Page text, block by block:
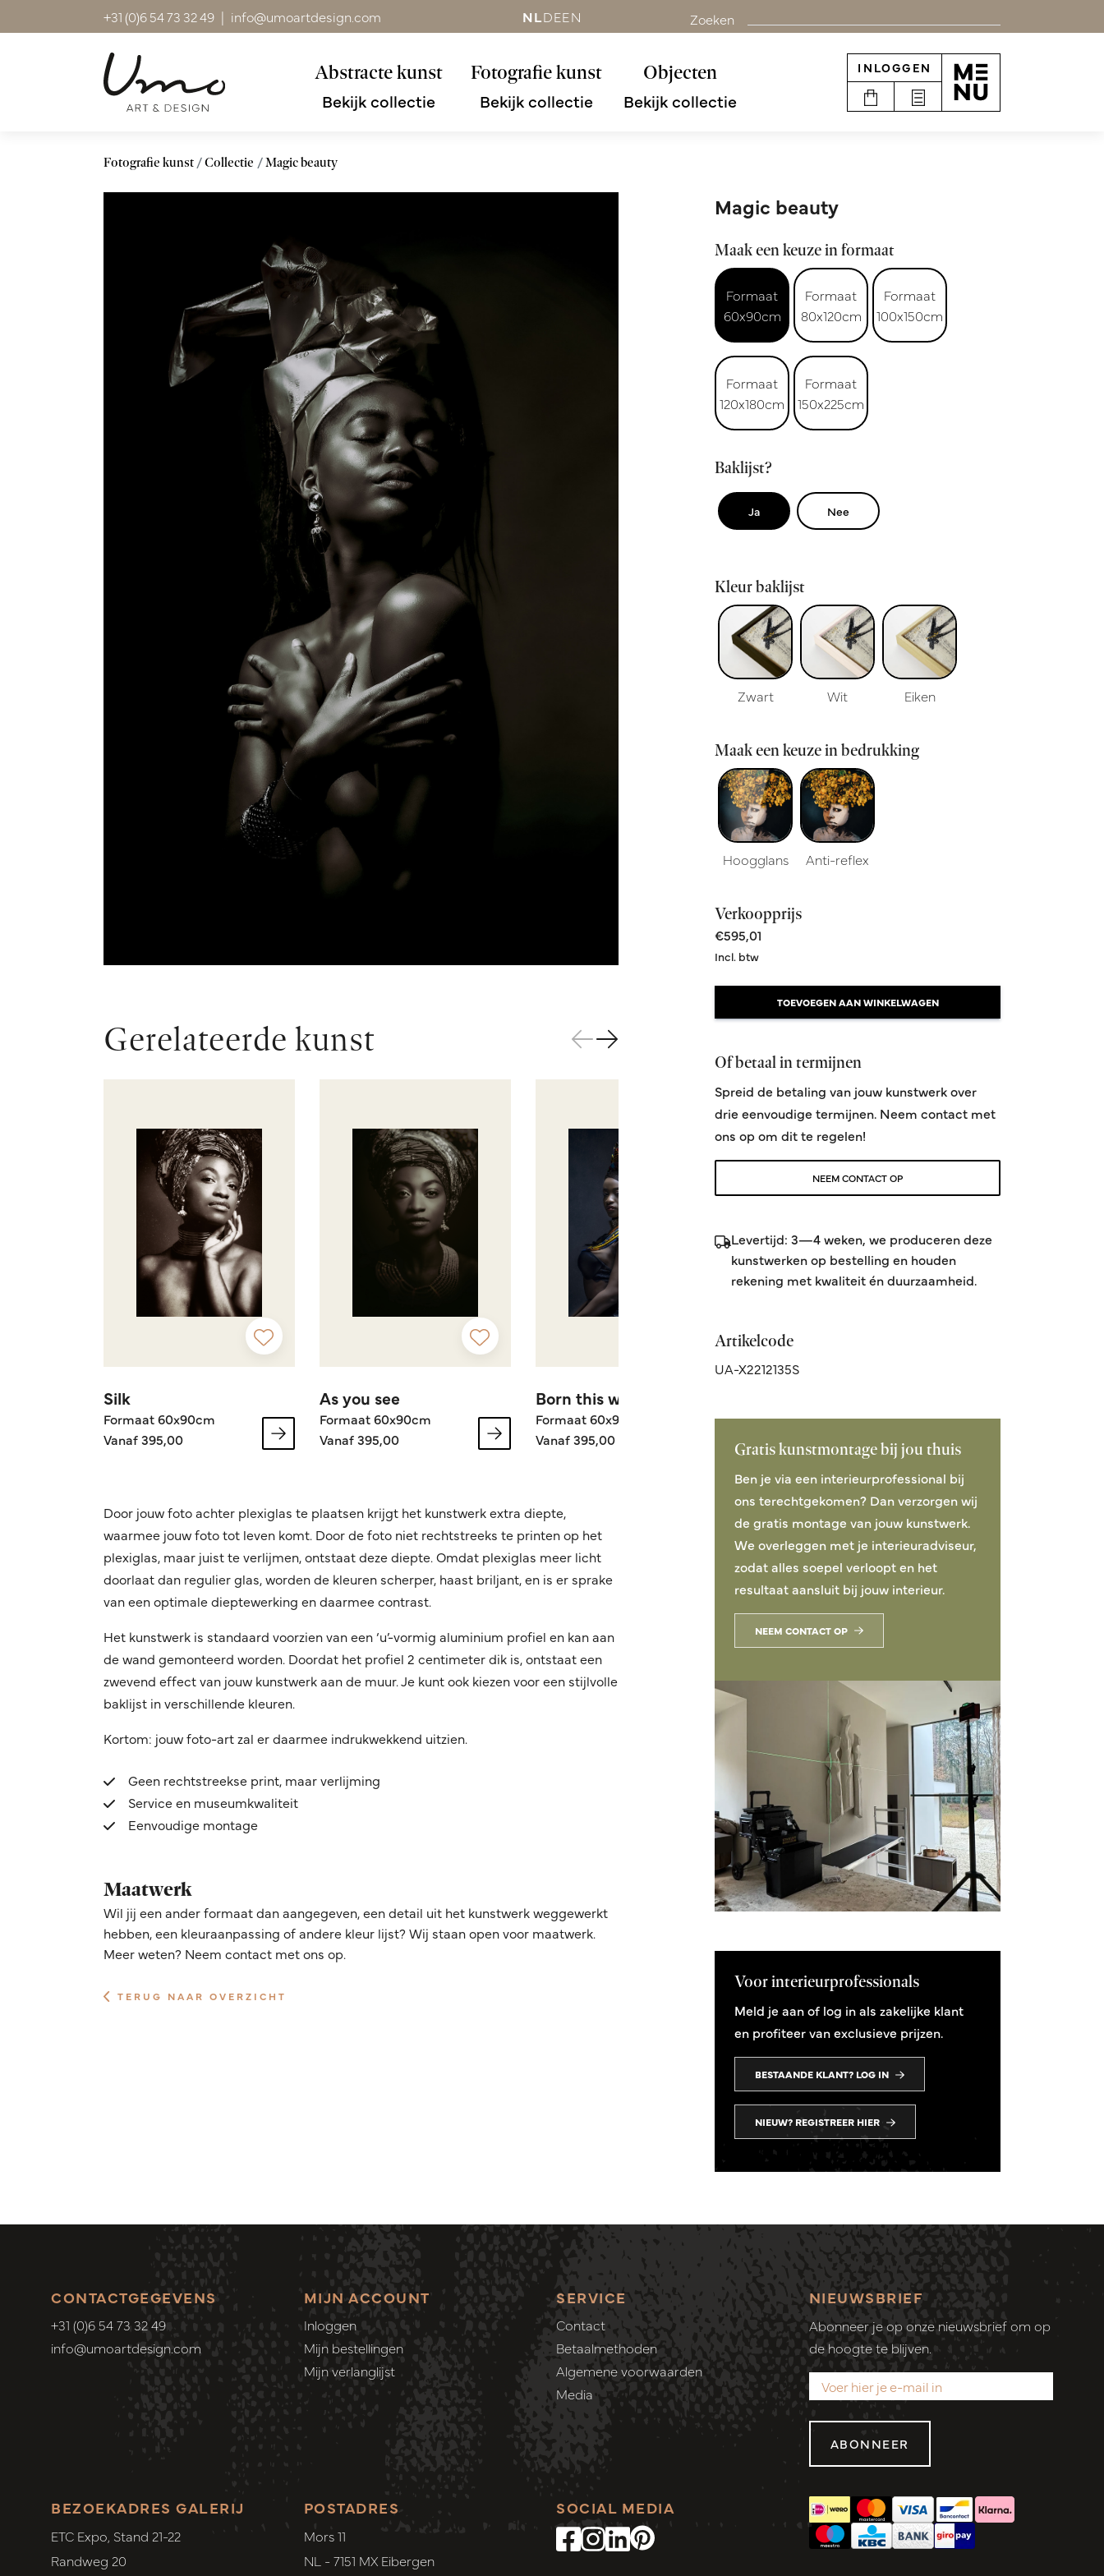
+31 (0)6 54 73 32 49 | info@umoartdesign.com NLDEEN Zoeken
Abstracte kunst
Bekijk collectie
Fotografie kunst
Bekijk collectie
Objecten
Bekijk collectie
INLOGGEN
Fotografie kunst Collectie Magic beauty
Gerelateerde kunst
Silk
Formaat 60x90cm
Vanaf 395,00
As you see
Formaat 60x90cm
Vanaf 395,00
Born this way
Formaat 60x90cm
Vanaf 395,00
Formaat 60x90cm
Vanaf 395,00
Formaat 60x90cm
Door jouw foto achter plexiglas te plaatsen krijgt het kunstwerk extra diepte,
waarmee jouw foto tot leven komt. Door de foto niet rechtstreeks te printen op het
plexiglas, maar juist te verlijmen, ontstaat deze diepte. Omdat plexiglas meer licht
doorlaat dan regulier glas, worden de kleuren scherper, haast briljant, en is er sprake
van een optimale dieptewerking en daarmee contrast.
Het kunstwerk is standaard voorzien van een ‘u’-vormig aluminium profiel en kan aan
de wand gemonteerd worden. Doordat het profiel 2 centimeter dik is, ontstaat een
zwevend effect van jouw kunstwerk aan de muur. Je kunt ook kiezen voor een stijlvolle
baklijst in verschillende kleuren.
Kortom: jouw foto-art zal er daarmee indrukwekkend uitzien.
Geen rechtstreekse print, maar verlijming
Service en museumkwaliteit
Eenvoudige montage
Maatwerk
Wil jij een ander formaat dan aangegeven, een detail uit het kunstwerk weggewerkt
hebben, een kleuraanpassing of andere kleur lijst? Wij staan open voor maatwerk.
Meer weten? Neem contact met ons op.
TERUG NAAR OVERZICHT
Magic beauty
Maak een keuze in formaat
Formaat
60x90cm
Formaat
80x120cm
Formaat
100x150cm
Formaat
120x180cm
Formaat
150x225cm
Baklijst?
Ja Nee
Kleur baklijst
Zwart Wit Eiken
Maak een keuze in bedrukking
Hoogglans Anti-reflex
Verkoopprijs
€595,01
Incl. btw
TOEVOEGEN AAN WINKELWAGEN
Of betaal in termijnen
Spreid de betaling van jouw kunstwerk over
drie eenvoudige termijnen. Neem contact met
ons op om dit te regelen!
NEEM CONTACT OP
Levertijd: 3—4 weken, we produceren deze
kunstwerken op bestelling en houden
rekening met kwaliteit én duurzaamheid.
Artikelcode
UA-X2212135S
Gratis kunstmontage bij jou thuis
Ben je via een interieurprofessional bij
ons terechtgekomen? Dan verzorgen wij
de gratis montage van jouw kunstwerk.
We overleggen met je interieuradviseur,
zodat alles soepel verloopt en het
resultaat aansluit bij jouw interieur.
NEEM CONTACT OP
Voor interieurprofessionals
Meld je aan of log in als zakelijke klant
en profiteer van exclusieve prijzen.
BESTAANDE KLANT? LOG IN
NIEUW? REGISTREER HIER
CONTACTGEGEVENS
+31 (0)6 54 73 32 49
info@umoartdesign.com
MIJN ACCOUNT
Inloggen
Mijn bestellingen
Mijn verlanglijst
SERVICE
Contact
Betaalmethoden
Algemene voorwaarden
Media
SOCIAL MEDIA
POSTADRES
Mors 11
NL - 7151 MX Eibergen
BEZOEKADRES GALERIJ
ETC Expo, Stand 21-22
Randweg 20
NIEUWSBRIEF
Abonneer je op onze nieuwsbrief om op
de hoogte te blijven.
ABONNEER